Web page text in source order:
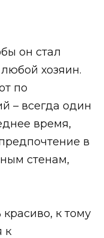
он стал
хозяин.
по
– всегда один
время,
в
стенам,
к тому
к